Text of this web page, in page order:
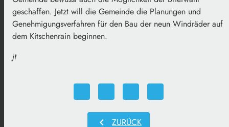
geschaffen. Jetzt will die Gemeinde die Planungen und
Genehmigungsverfahren für den Bau der neun Windräder auf
dem Kitschenrain beginnen.
jt
chevron_left ZURÜCK